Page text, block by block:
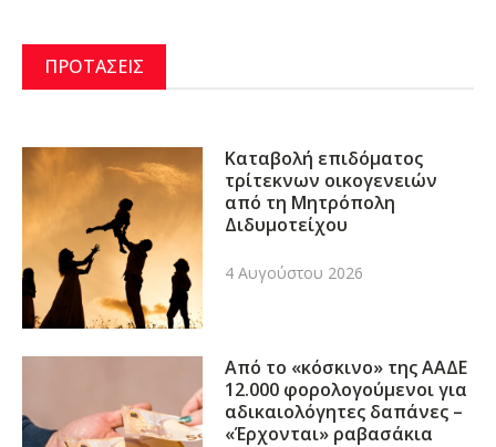
ΠΡΟΤΑΣΕΙΣ
Καταβολή επιδόματος
τρίτεκνων οικογενειών
από τη Μητρόπολη
Διδυμοτείχου
4 Αυγούστου 2026
Από το «κόσκινο» της ΑΑΔΕ
12.000 φορολογούμενοι για
αδικαιολόγητες δαπάνες –
«Έρχονται» ραβασάκια